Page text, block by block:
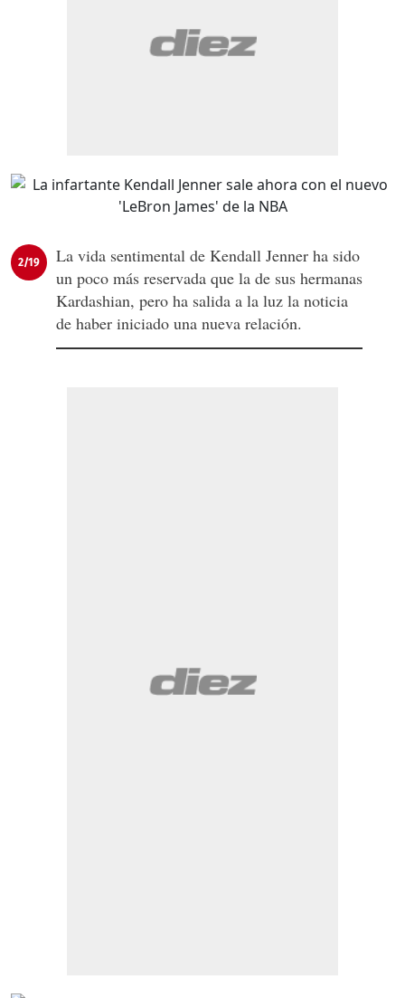
2/19
La vida sentimental de Kendall Jenner ha sido
un poco más reservada que la de sus hermanas
Kardashian, pero ha salida a la luz la noticia
de haber iniciado una nueva relación.